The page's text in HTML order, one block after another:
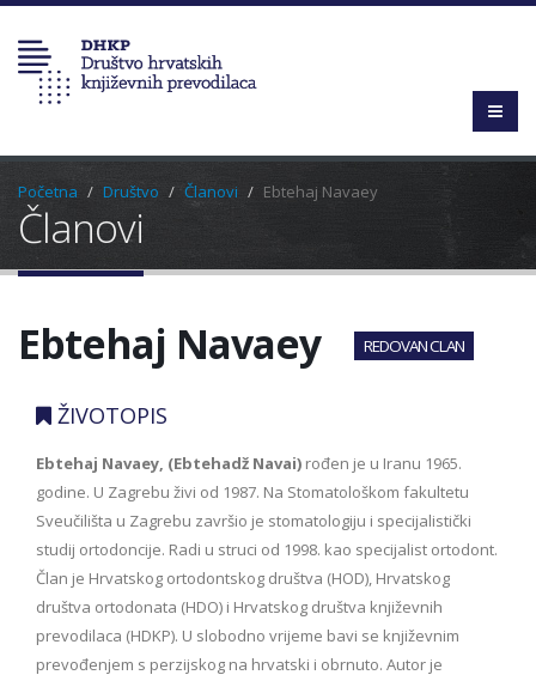
Početna Društvo Članovi Ebtehaj Navaey
Članovi
Ebtehaj Navaey REDOVAN CLAN
ŽIVOTOPIS
Ebtehaj Navaey, (Ebtehadž Navai) rođen je u Iranu 1965.
godine. U Zagrebu živi od 1987. Na Stomatološkom fakultetu
Sveučilišta u Zagrebu završio je stomatologiju i specijalistički
studij ortodoncije. Radi u struci od 1998. kao specijalist ortodont.
Član je Hrvatskog ortodontskog društva (HOD), Hrvatskog
društva ortodonata (HDO) i Hrvatskog društva književnih
prevodilaca (HDKP). U slobodno vrijeme bavi se književnim
prevođenjem s perzijskog na hrvatski i obrnuto. Autor je